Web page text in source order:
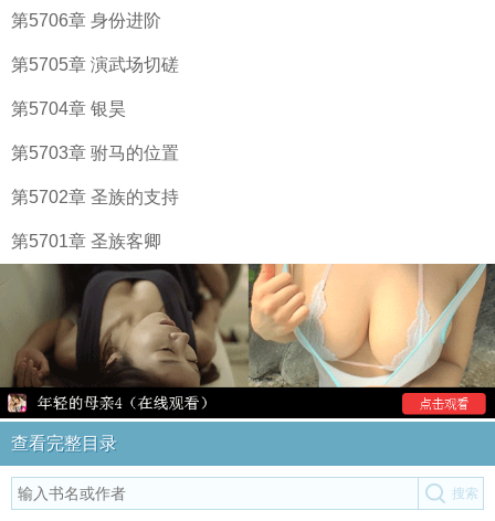
第5706章 身份进阶
第5705章 演武场切磋
第5704章 银昊
第5703章 驸马的位置
第5702章 圣族的支持
第5701章 圣族客卿
查看完整目录